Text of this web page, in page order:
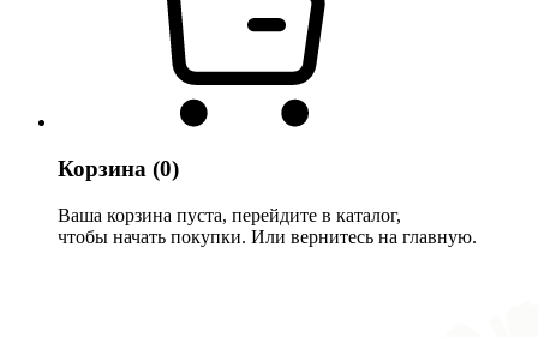
Корзина (0)
Ваша корзина пуста, перейдите в каталог,
чтобы начать покупки. Или вернитесь на главную.